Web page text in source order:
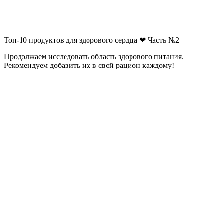
Топ-10 продуктов для здорового сердца ❤ Часть №2
Продолжаем исследовать область здорового питания.
Рекомендуем добавить их в свой рацион каждому!